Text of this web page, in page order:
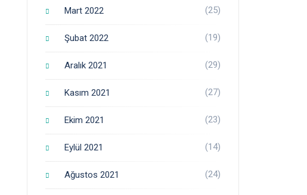
Mart 2022 (25)
Şubat 2022 (19)
Aralık 2021 (29)
Kasım 2021 (27)
Ekim 2021 (23)
Eylül 2021 (14)
Ağustos 2021 (24)